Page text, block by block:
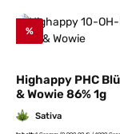
%
Highappy PHC
& Wowie 86% 1g
Sativa